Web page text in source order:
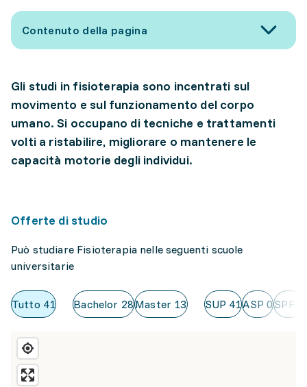
Contenuto della pagina
Gli studi in fisioterapia sono incentrati sul
movimento e sul funzionamento del corpo
umano. Si occupano di tecniche e trattamenti
volti a ristabilire, migliorare o mantenere le
capacità motorie degli individui.
Offerte di studio
Può studiare Fisioterapia nelle seguenti scuole
universitarie
Tutto 41 Bachelor 28Master 13 SUP 41ASP 0SPF